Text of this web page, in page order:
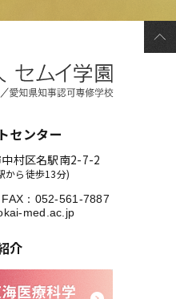
センター
村区名駅南2-7-2
から徒歩13分)
FAX：052-561-7887
med.ac.jp
介